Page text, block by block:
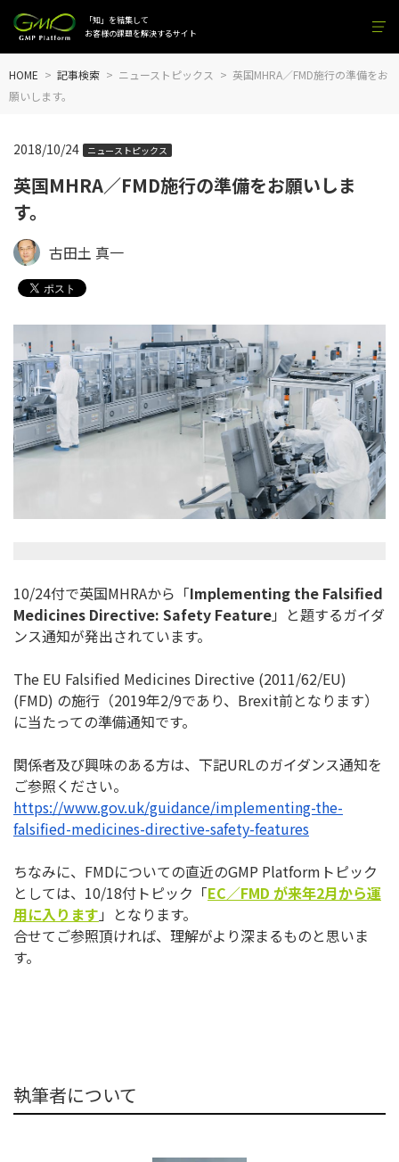
「知」を結集して
お客様の課題を解決するサイト
HOME 記事検索 ニューストピックス
英国MHRA／FMD施行の準備をお
願いします。
英国MHRA／FMD施行の準備をお願いしま
す。
2018/10/24 ニューストピックス
古田土 真一
10/24付で英国MHRAから「Implementing the Falsified
Medicines Directive: Safety Feature」と題するガイダ
ンス通知が発出されています。
The EU Falsified Medicines Directive (2011/62/EU)
(FMD) の施行（2019年2/9であり、Brexit前となります）
に当たっての準備通知です。
関係者及び興味のある方は、下記URLのガイダンス通知を
ご参照ください。
https://www.gov.uk/guidance/implementing-the-
falsified-medicines-directive-safety-features
ちなみに、FMDについての直近のGMP Platformトピック
としては、10/18付トピック「EC／FMD が来年2月から運
用に入ります 」となります。
合せてご参照頂ければ、理解がより深まるものと思いま
す。
執筆者について